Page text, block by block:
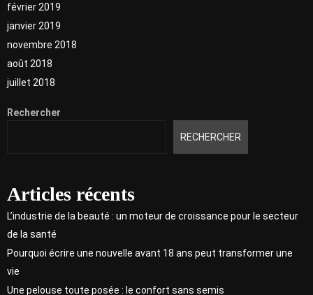
février 2019
janvier 2019
novembre 2018
août 2018
juillet 2018
Rechercher
RECHERCHER
Articles récents
L’industrie de la beauté : un moteur de croissance pour le secteur
de la santé
Pourquoi écrire une nouvelle avant 18 ans peut transformer une
vie
Une pelouse toute posée : le confort sans semis